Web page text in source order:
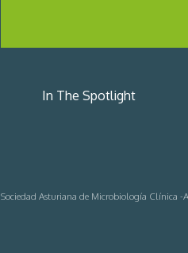
In The Spotlight
Sociedad Asturiana de Microbiología Clínica -